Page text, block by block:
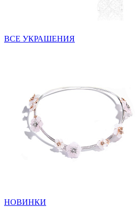
ВСЕ УКРАШЕНИЯ
НОВИНКИ